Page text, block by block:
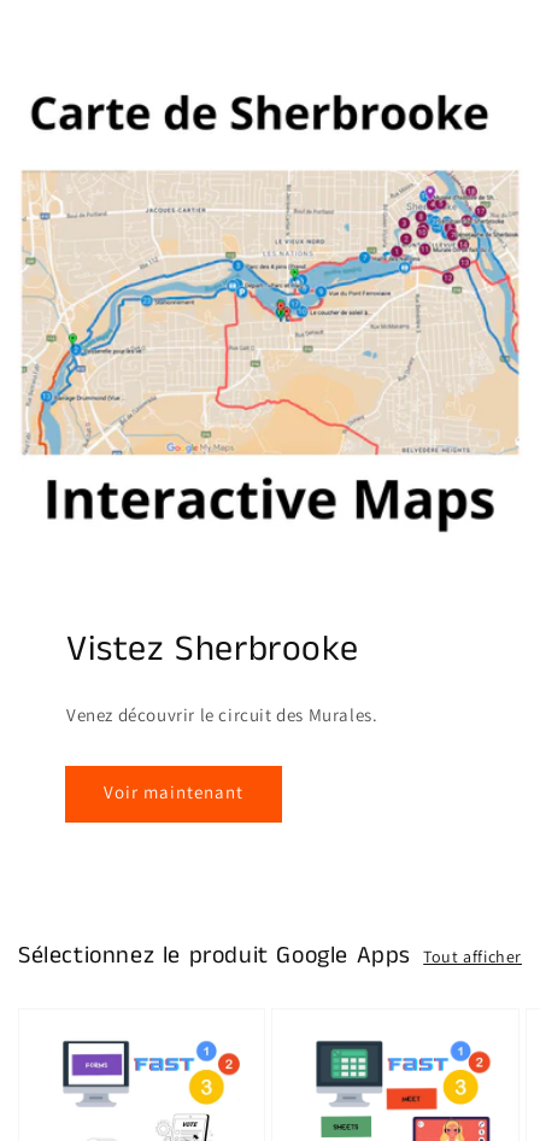
Vistez Sherbrooke
Venez découvrir le circuit des Murales.
Voir maintenant
Sélectionnez le produit Google Apps Tout afficher